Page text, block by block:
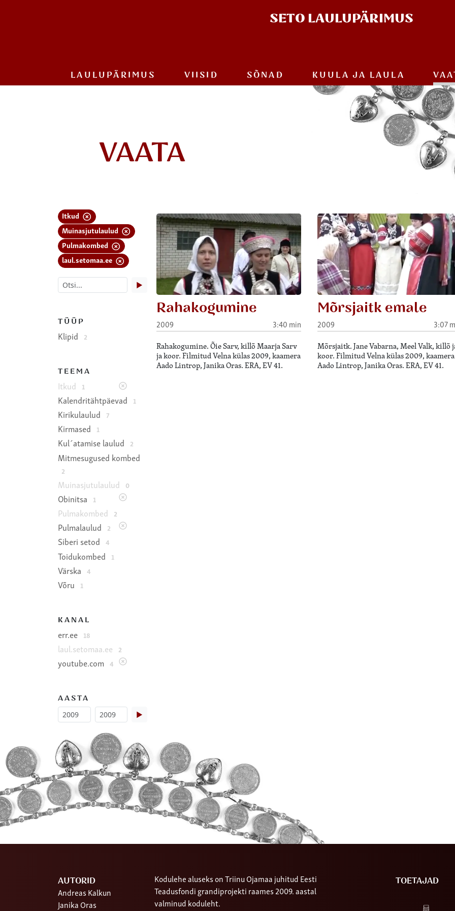
SETO LAULUPÄRIMUS
LAULU­PÄRIMUS VIISID SÕNAD KUULA JA LAULA
VAATA
Itkud
Muinasjutulaulud
Pulmakombed
laul.setomaa.ee
▶
TÜÜP
Klipid 2
TEEMA
Itkud 1
Kalendritähtpäevad 1
Kirikulaulud 7
Kirmased 1
Kul´atamise laulud 2
Mitmesugused kombed
2
Muinasjutulaulud 0
Obinitsa 1
Pulmakombed 2
Pulmalaulud 2
Siberi setod 4
Toidukombed 1
Värska 4
Võru 1
KANAL
err.ee 18
laul.setomaa.ee 2
youtube.com 4
AASTA
▶
Rahakogumine
2009 3:40 min
Rahakogumine. Õie Sarv, killõ Maarja Sarv
ja koor. Filmitud Velna külas 2009, kaamera
Aado Lintrop, Janika Oras. ERA, EV 41.
Mõrsjaitk emale
2009 3:07
Mõrsjaitk. Jane Vabarna, Meel Valk, killõ
koor. Filmitud Velna külas 2009, kaamera
Aado Lintrop, Janika Oras. ERA, EV 41.
AUTORID
Andreas Kalkun
Janika Oras
Kodulehe aluseks on Triinu Ojamaa juhitud Eesti
Teadusfondi grandiprojekti raames 2009. aastal
valminud koduleht.
TOETAJAD